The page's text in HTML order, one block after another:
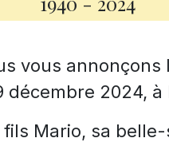
vous annonçons
2024, à
Mario, sa